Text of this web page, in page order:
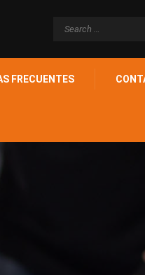
FRECUENTES